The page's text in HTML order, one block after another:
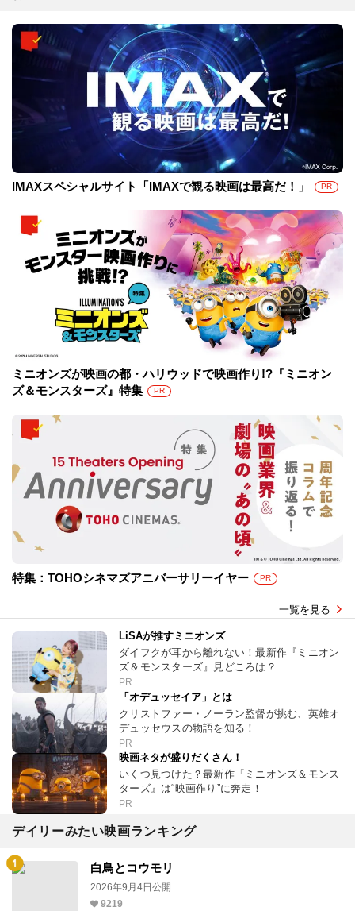
IMAXスペシャルサイト「IMAXで観る映画は最高だ！」 PR
ミニオンズが映画の都・ハリウッドで映画作り!?『ミニオン
ズ＆モンスターズ』特集
PR
特集：TOHOシネマズアニバーサリーイヤー PR
一覧を見る
LiSAが推すミニオンズ
ダイフクが耳から離れない！最新作『ミニオン
ズ＆モンスターズ』見どころは？
PR
「オデュッセイア」とは
クリストファー・ノーラン監督が挑む、英雄オ
デュッセウスの物語を知る！
PR
映画ネタが盛りだくさん！
いくつ見つけた？最新作『ミニオンズ＆モンス
ターズ』は“映画作り”に奔走！
PR
デイリーみたい映画ランキング
白鳥とコウモリ
2026年9月4日公開
9219